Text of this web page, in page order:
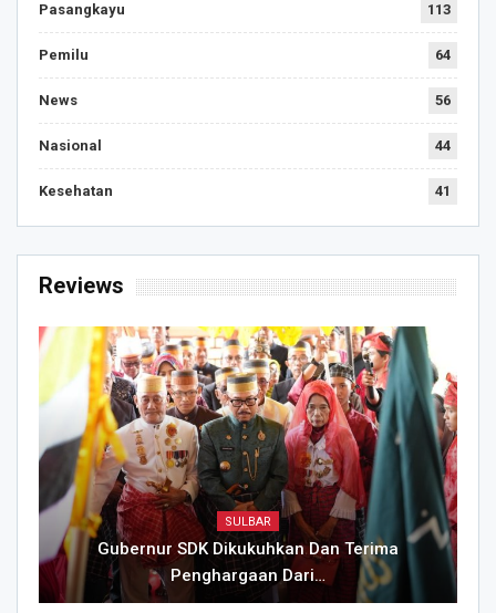
Pasangkayu 113
Pemilu 64
News 56
Nasional 44
Kesehatan 41
Reviews
SULBAR
Gubernur SDK Dikukuhkan Dan Terima
Penghargaan Dari…